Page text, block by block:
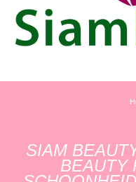
SIAM
BEAUTY